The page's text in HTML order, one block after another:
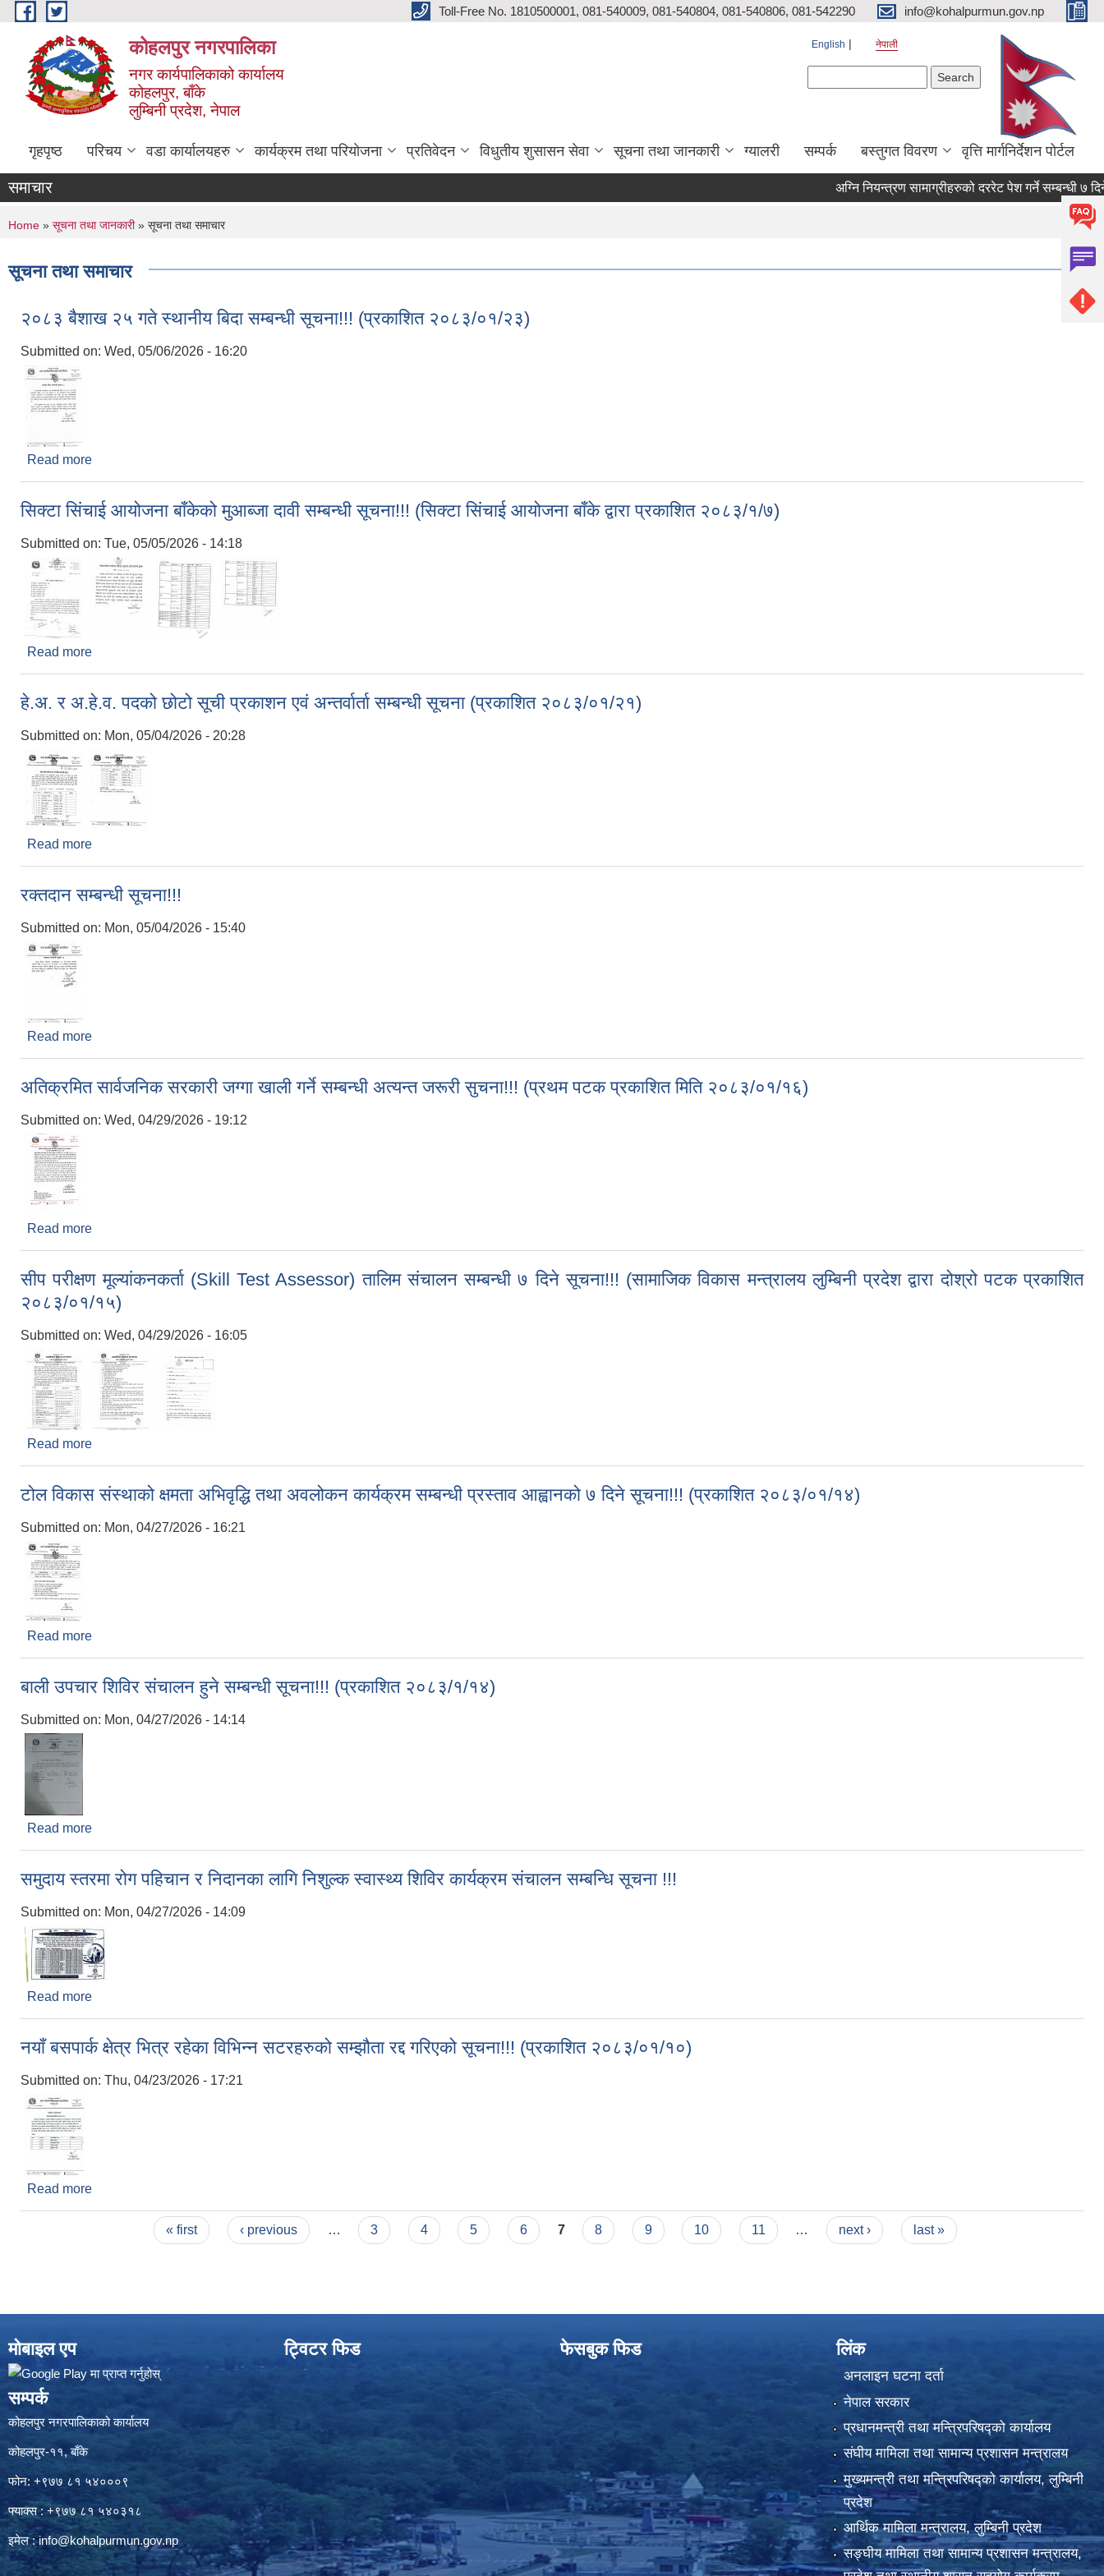
Skip to main content Toll-Free No. 1810500001, 081-540009, 081-540804, 081-540806, 081-542290 info@kohalpurmun.gov.np
कोहलपुर नगरपालिका
नगर कार्यपालिकाको कार्यालय
कोहलपुर, बाँके
लुम्बिनी प्रदेश, नेपाल
English नेपाली
गृहपृष्ठ परिचय वडा कार्यालयहरु कार्यक्रम तथा परियोजना प्रतिवेदन विधुतीय शुसासन सेवा सूचना तथा जानकारी ग्यालरी सम्पर्क बस्तुगत विवरण वृत्ति मार्गनिर्देशन पोर्टल
समाचार
You are here
Home » सूचना तथा जानकारी» सूचना तथा समाचार
सूचना तथा समाचार
२०८३ बैशाख २५ गते स्थानीय बिदा सम्बन्धी सूचना!!! (प्रकाशित २०८३/०१/२३)
Submitted on: Wed, 05/06/2026 - 16:20
Read more
सिक्टा सिंचाई आयोजना बाँकेको मुआब्जा दावी सम्बन्धी सूचना!!! (सिक्टा सिंचाई आयोजना बाँके द्वारा प्रकाशित २०८३/१/७)
Submitted on: Tue, 05/05/2026 - 14:18
Read more
हे.अ. र अ.हे.व. पदको छोटो सूची प्रकाशन एवं अन्तर्वार्ता सम्बन्धी सूचना (प्रकाशित २०८३/०१/२१)
Submitted on: Mon, 05/04/2026 - 20:28
Read more
रक्तदान सम्बन्धी सूचना!!!
Submitted on: Mon, 05/04/2026 - 15:40
Read more
अतिक्रमित सार्वजनिक सरकारी जग्गा खाली गर्ने सम्बन्धी अत्यन्त जरूरी सुचना!!! (प्रथम पटक प्रकाशित मिति २०८३/०१/१६)
Submitted on: Wed, 04/29/2026 - 19:12
Read more
सीप परीक्षण मूल्यांकनकर्ता (Skill Test Assessor) तालिम संचालन सम्बन्धी ७ दिने सूचना!!! (सामाजिक विकास मन्त्रालय लुम्बिनी प्रदेश द्वारा दोश्रो पटक प्रकाशित
२०८३/०१/१५)
Submitted on: Wed, 04/29/2026 - 16:05
Read more
टोल विकास संस्थाको क्षमता अभिवृद्धि तथा अवलोकन कार्यक्रम सम्बन्धी प्रस्ताव आह्वानको ७ दिने सूचना!!! (प्रकाशित २०८३/०१/१४)
Submitted on: Mon, 04/27/2026 - 16:21
Read more
बाली उपचार शिविर संचालन हुने सम्बन्धी सूचना!!! (प्रकाशित २०८३/१/१४)
Submitted on: Mon, 04/27/2026 - 14:14
Read more
समुदाय स्तरमा रोग पहिचान र निदानका लागि निशुल्क स्वास्थ्य शिविर कार्यक्रम संचालन सम्बन्धि सूचना !!!
Submitted on: Mon, 04/27/2026 - 14:09
Read more
नयाँ बसपार्क क्षेत्र भित्र रहेका विभिन्न सटरहरुको सम्झौता रद्द गरिएको सूचना!!! (प्रकाशित २०८३/०१/१०)
Submitted on: Thu, 04/23/2026 - 17:21
Read more
« first ‹ previous … 3 4 5 6 7 8 9 10 11 … next › last »
मोबाइल एप
सम्पर्क
कोहलपुर नगरपालिकाको कार्यालय
कोहलपुर-११, बाँके
फोन: +९७७ ८१ ५४०००९
फ्याक्स : +९७७ ८१ ५४०३१८
इमेल :info@kohalpurmun.gov.np
ट्विटर फिड फेसबुक फिड लिंक
अनलाइन घटना दर्ता
नेपाल सरकार
प्रधानमन्त्री तथा मन्त्रिपरिषद्को कार्यालय
संघीय मामिला तथा सामान्य प्रशासन मन्त्रालय
मुख्यमन्त्री तथा मन्त्रिपरिषद्को कार्यालय, लुम्बिनी
प्रदेश
आर्थिक मामिला मन्त्रालय, लुम्बिनी प्रदेश
सङ्घीय मामिला तथा सामान्य प्रशासन मन्त्रालय,